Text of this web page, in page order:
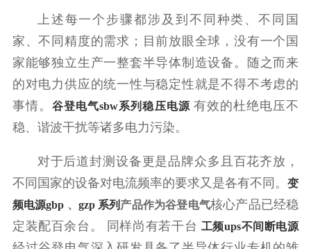
上述每一个步骤都涉及到不同种类、不同国
家、不同精度的需求；目前放眼全球，没有一个国
家能够独立生产一整套半导体制造设备。随之而来
的对电力供应的统一性与稳定性就是不得不考虑的
事情。谷登电气sbw系列稳压电源 有效的杜绝电压不
稳、谐波干扰等诸多电力污染。
对于后道封测设备更是品牌众多且百花齐放，
不同国家的设备对电流频率的要求又是各有不同。变
频电源gbp 、 gzp 系列 产品作为谷登电气核心产品已经稳
定装配百余台。 同样尚有若干台 工频ups不间断电源